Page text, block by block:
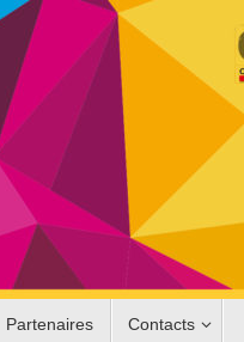
Partenaires Contacts